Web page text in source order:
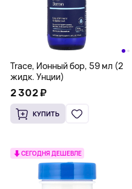
Trace, Ионный бор, 59 мл (2
жидк. Унции)
2 302 ₽
КУПИТЬ
СЕГОДНЯ ДЕШЕВЛЕ